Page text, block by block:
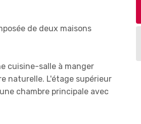
de deux maisons
cuisine-salle à manger
naturelle. L'étage supérieur
chambre principale avec